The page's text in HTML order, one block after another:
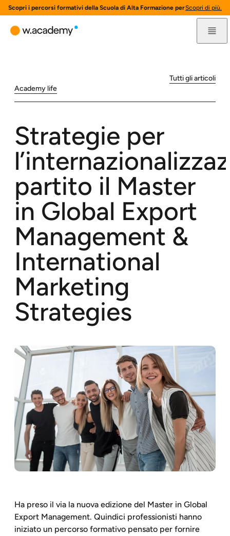
Scopri i percorsi formativi della Scuola di Alta Formazione per l'innovazione
Scopri di più.
Academy life
Tutti gli articoli
Strategie per
partito il Master
in Global Export
Management &
International
Marketing
Strategies
Ha preso il via la nuova edizione del Master in Global
Export Management. Quindici professionisti hanno
iniziato un percorso formativo pensato per fornire